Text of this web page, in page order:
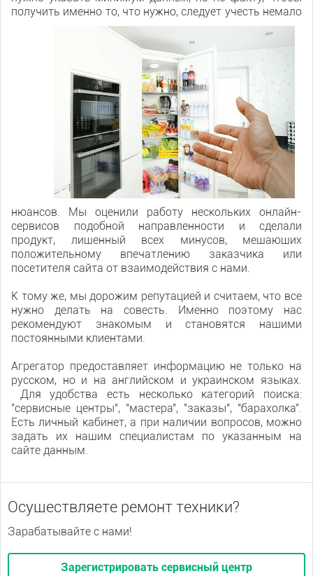
получить именно то, что нужно, следует учесть немало
нюансов. Мы оценили работу нескольких онлайн-
сервисов подобной направленности и сделали
продукт, лишенный всех минусов, мешающих
положительному впечатлению заказчика или
посетителя сайта от взаимодействия с нами.
К тому же, мы дорожим репутацией и считаем, что все
нужно делать на совесть. Именно поэтому нас
рекомендуют знакомым и становятся нашими
постоянными клиентами.
Агрегатор предоставляет информацию не только на
русском, но и на английском и украинском языках.
Для удобства есть несколько категорий поиска:
"сервисные центры", "мастера", "заказы", "барахолка".
Есть личный кабинет, а при наличии вопросов, можно
задать их нашим специалистам по указанным на
сайте данным.
Осуществляете ремонт техники?
Зарабатывайте с нами!
Зарегистрировать сервисный центр